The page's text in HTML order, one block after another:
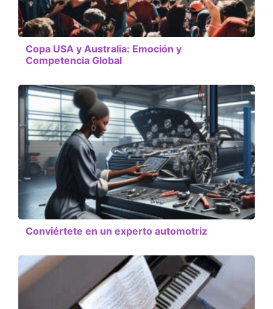
Copa USA y Australia: Emoción y
Competencia Global
Conviértete en un experto automotriz